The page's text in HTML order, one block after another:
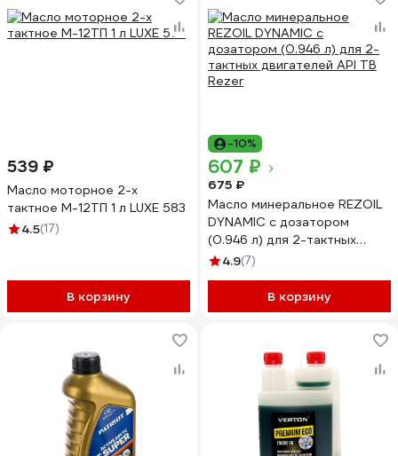
539 ₽
Масло моторное 2-х
тактное М-12ТП 1 л LUXE 583
4.5(17)
В корзину
-10%
607 ₽
675 ₽
Масло минеральное REZOIL
DYNAMIC с дозатором
(0.946 л) для 2-тактных
двигателей API TB Rezer
4.9(7)
В корзину